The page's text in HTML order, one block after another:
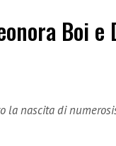
Boi
la nascita di